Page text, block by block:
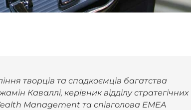
творців та спадкоємців багатства
Каваллі, керівник відділу стратегічних
Management та співголова EMEA